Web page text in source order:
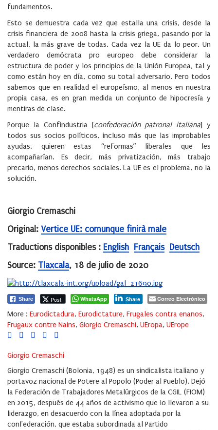
fundamentos.
Esto se demuestra cada vez que estalla una crisis, desde la
crisis financiera de 2008 hasta la crisis griega, pasando por la
actual, la más grave de todas. Cada vez la UE da lo peor. Un
verdadero demócrata pro europeo debe considerar la
estructura de poder y los principios de la Unión Europea, tal y
como están hoy en día, como su total adversario. Pero todos
sabemos que en realidad el europeísmo, al menos en nuestra
propia casa, es en gran medida un conjunto de hipocresía y
mentiras de clase.
Porque la Confindustria [confederación patronal italiana] y
todos sus socios políticos, incluso más que las improbables
ayudas, quieren estas “reformas” liberales que les
acompañarían. Es decir, más privatización, más trabajo
precario, menos derechos sociales. La UE es el problema, no la
solución.
Giorgio Cremaschi
Original: Vertice UE: comunque finirà male
Traductions disponibles : English Français
Deutsch
Source: Tlaxcala, 18 de julio de 2020
Share Post WhatsApp Share Correo Electrónico
More : Eurodictadura, Eurodictature, Frugales contra enanos,
Frugaux contre Nains, Giorgio Cremaschi, UEropa, UErope
Giorgio Cremaschi
Giorgio Cremaschi (Bolonia, 1948) es un sindicalista italiano y
portavoz nacional de Potere al Popolo (Poder al Pueblo). Dejó
la Federación de Trabajadores Metalúrgicos de la CGIL (FIOM)
en 2015, después de 44 años de activismo que lo llevaron a su
liderazgo, en desacuerdo con la línea adoptada por la
confederación, que estaba subordinada al Partido